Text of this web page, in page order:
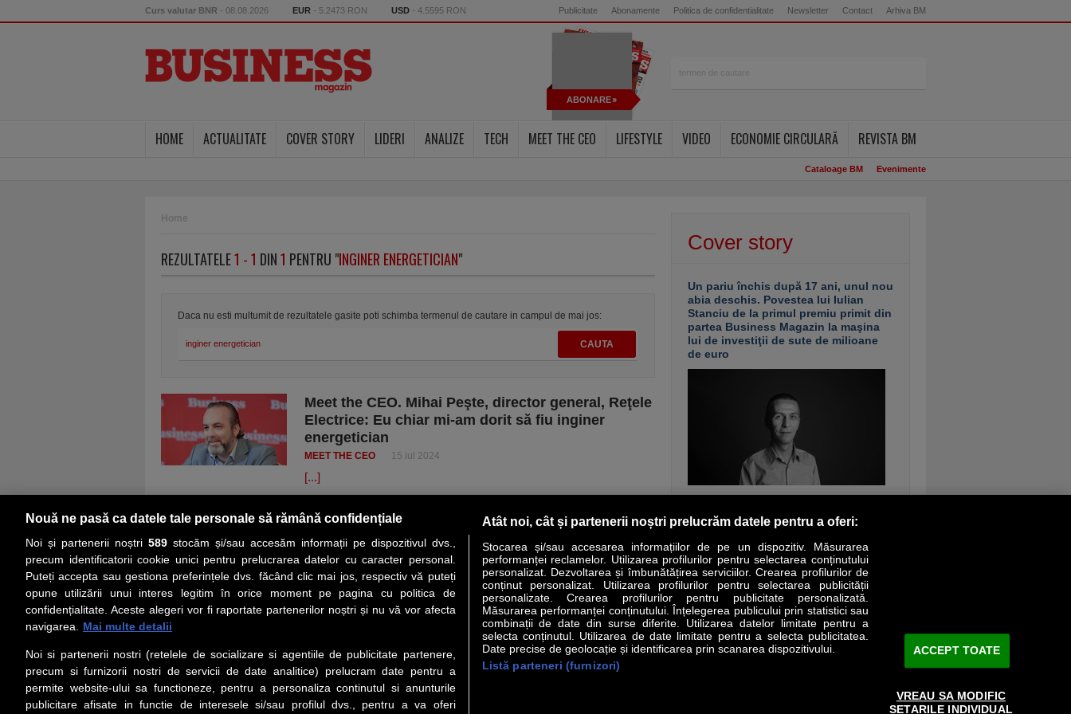
Curs valutar BNR - 08.08.2026 EUR - 5.2473 RON USD - 4.5595 RON Publicitate Abonamente Politica de confidentialitate Newsletter Contact Arhiva BM
ABONARE
HOME ACTUALITATE COVER STORY LIDERI ANALIZE TECH MEET THE CEO LIFESTYLE VIDEO ECONOMIE CIRCULARĂ REVISTA BM
Cataloage BM Evenimente
Home
REZULTATELE1 - 1 DIN1 PENTRU "INGINER ENERGETICIAN"
Daca nu esti multumit de rezultatele gasite poti schimba termenul de cautare in campul de mai jos:
Meet the CEO. Mihai Peşte, director general, Reţele
Electrice: Eu chiar mi-am dorit să fiu inginer
energetician
MEET THE CEO 15 iul 2024
[...]
Cover story
Un pariu închis după 17 ani, unul nou
abia deschis. Povestea lui Iulian
Stanciu de la primul premiu primit din
partea Business Magazin la maşina
lui de investiţii de sute de milioane
de euro
vezi continuarea
PRIMA PAGINĂ COVER STORY LIDERI ANALIZE HI-TECH MEET THE CEO LIFESTYLE SPECIAL OPINII
Social
Urmareste-ne pe Facebook
iarul Financiar
Despre Noi
Contact Redactie
Politica de confidentialitate
Termeni si conditii
About cookies
Servicii Revista Business Magazin
Nouă ne pasă ca datele tale personale să rămână confidențiale
Noi și partenerii noștri 589stocăm și/sau accesăm informații pe dispozitivul dvs.,
precum identificatorii cookie unici pentru prelucrarea datelor cu caracter personal.
Puteți accepta sau gestiona preferințele dvs. făcând clic mai jos, respectiv vă puteți
opune utilizării unui interes legitim în orice moment pe pagina cu politica de
confidențialitate. Aceste alegeri vor fi raportate partenerilor noștri și nu vă vor afecta
navigarea.
Mai multe detalii
Noi si partenerii nostri (retelele de socializare si agentiile de publicitate partenere,
precum si furnizorii nostri de servicii de date analitice) prelucram date pentru a
permite website-ului sa functioneze, pentru a personaliza continutul si anunturile
publicitare afisate in functie de interesele si/sau profilul dvs., pentru a va oferi
Atât noi, cât și partenerii noștri prelucrăm datele pentru a oferi:
Stocarea și/sau accesarea informațiilor de pe un dispozitiv. Măsurarea
performanței reclamelor. Utilizarea profilurilor pentru selectarea conținutului
personalizat. Dezvoltarea și îmbunătățirea serviciilor. Crearea profilurilor de
conținut personalizat. Utilizarea profilurilor pentru selectarea publicității
personalizate. Crearea profilurilor pentru publicitate personalizată.
Măsurarea performanței conținutului. Înțelegerea publicului prin statistici sau
combinații de date din surse diferite. Utilizarea datelor limitate pentru a
selecta conținutul. Utilizarea de date limitate pentru a selecta publicitatea.
Date precise de geolocație și identificarea prin scanarea dispozitivului.
Listă parteneri (furnizori)
ACCEPT TOATE
VREAU SA MODIFIC
SETARILE INDIVIDUAL